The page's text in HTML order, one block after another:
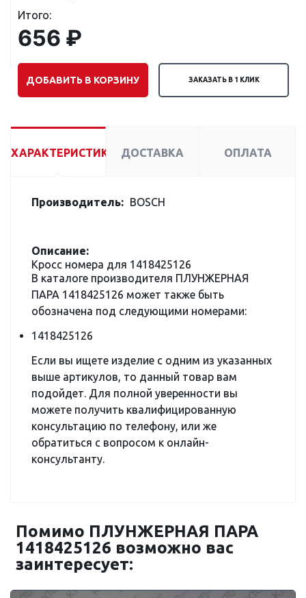
Итого:
656 ₽
ДОБАВИТЬ В КОРЗИНУ ЗАКАЗАТЬ В 1 КЛИК
ХАРАКТЕРИСТИКИ ДОСТАВКА ОПЛАТА
Производитель: BOSCH
Описание:
Кросс номера для 1418425126
В каталоге производителя ПЛУНЖЕРНАЯ
ПАРА 1418425126 может также быть
обозначена под следующими номерами:
1418425126
Если вы ищете изделие с одним из указанных
выше артикулов, то данный товар вам
подойдет. Для полной уверенности вы
можете получить квалифицированную
консультацию по телефону, или же
обратиться с вопросом к онлайн-
консультанту.
Помимо ПЛУНЖЕРНАЯ ПАРА
1418425126 возможно вас
заинтересует: